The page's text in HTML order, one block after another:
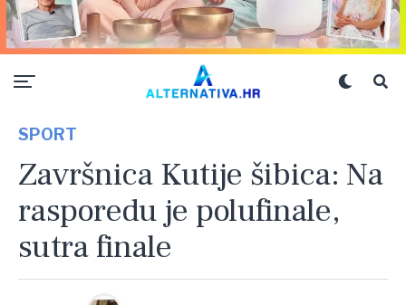
SPORT
Završnica Kutije šibica: Na
rasporedu je polufinale,
sutra finale